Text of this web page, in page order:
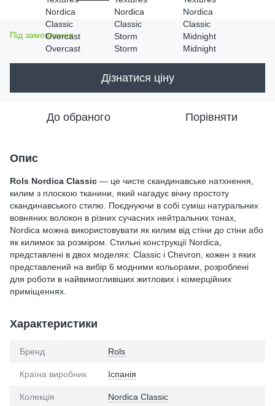
Під замовлення
Дізнатися ціну
До обраного Порівняти
Опис
Rols Nordica Classic — це чисте скандинавське натхнення,
килим з плоскою тканини, який нагадує вічну простоту
скандинавського стилю. Поєднуючи в собі суміш натуральних
вовняних волокон в різних сучасних нейтральних тонах,
Nordica можна використовувати як килим від стіни до стіни або
як килимок за розміром. Стильні конструкції Nordica,
представлені в двох моделях: Classic і Chevron, кожен з яких
представлений на вибір 6 модними кольорами, розроблені
для роботи в найвимогливіших житлових і комерційних
приміщеннях.
Характеристики
Бренд Rols
Країна виробник Іспанія
Колекція Nordica Classic